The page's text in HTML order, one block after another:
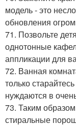
модель - это
обновления
71. Позвольте
однотонные
аппликации для
72. Ванная
только
нуждаются в
73. Таким
стиральные